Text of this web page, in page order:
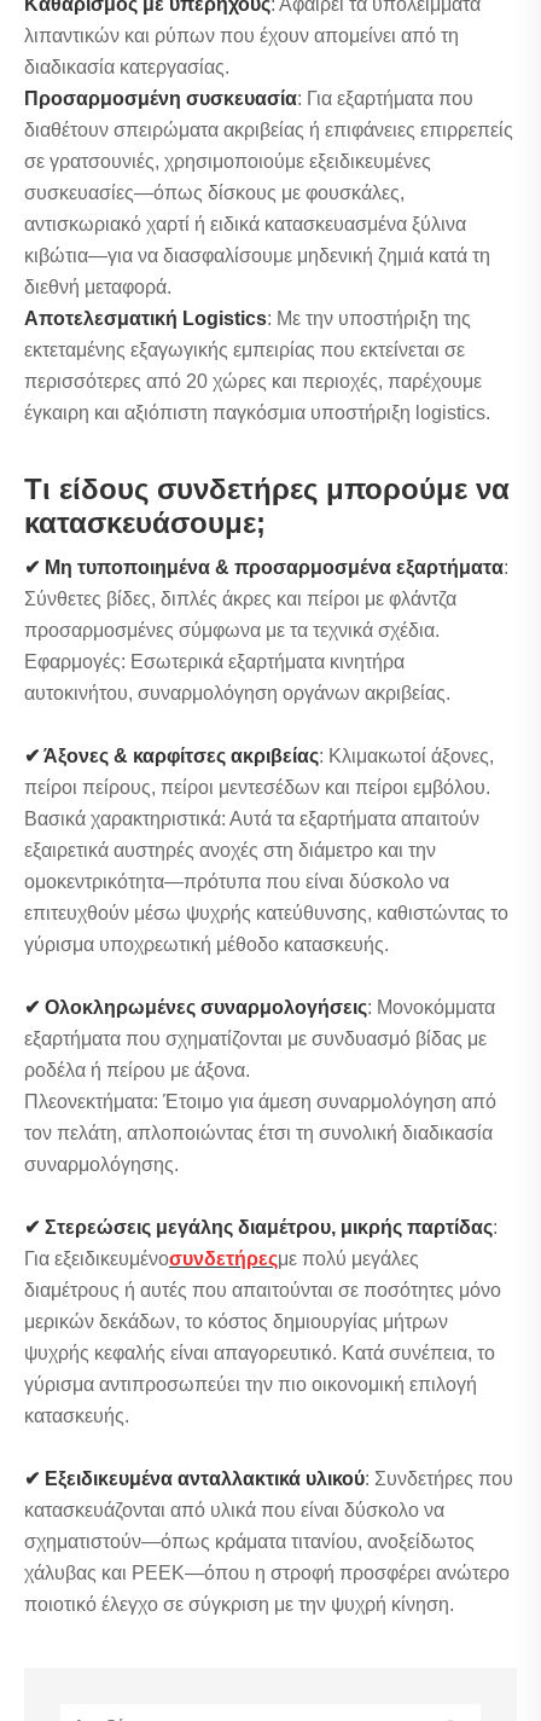
λιπαντικών και ρύπων που έχουν απομείνει από τη
διαδικασία κατεργασίας.
Προσαρμοσμένη συσκευασία: Για εξαρτήματα που
διαθέτουν σπειρώματα ακριβείας ή επιφάνειες επιρρεπείς
σε γρατσουνιές, χρησιμοποιούμε εξειδικευμένες
συσκευασίες—όπως δίσκους με φουσκάλες,
αντισκωριακό χαρτί ή ειδικά κατασκευασμένα ξύλινα
κιβώτια—για να διασφαλίσουμε μηδενική ζημιά κατά τη
διεθνή μεταφορά.
Αποτελεσματική Logistics: Με την υποστήριξη της
εκτεταμένης εξαγωγικής εμπειρίας που εκτείνεται σε
περισσότερες από 20 χώρες και περιοχές, παρέχουμε
έγκαιρη και αξιόπιστη παγκόσμια υποστήριξη logistics.
Τι είδους συνδετήρες μπορούμε να
κατασκευάσουμε;
✔ Μη τυποποιημένα & προσαρμοσμένα εξαρτήματα:
Σύνθετες βίδες, διπλές άκρες και πείροι με φλάντζα
προσαρμοσμένες σύμφωνα με τα τεχνικά σχέδια.
Εφαρμογές: Εσωτερικά εξαρτήματα κινητήρα
αυτοκινήτου, συναρμολόγηση οργάνων ακριβείας.
✔ Άξονες & καρφίτσες ακριβείας: Κλιμακωτοί άξονες,
πείροι πείρους, πείροι μεντεσέδων και πείροι εμβόλου.
Βασικά χαρακτηριστικά: Αυτά τα εξαρτήματα απαιτούν
εξαιρετικά αυστηρές ανοχές στη διάμετρο και την
ομοκεντρικότητα—πρότυπα που είναι δύσκολο να
επιτευχθούν μέσω ψυχρής κατεύθυνσης, καθιστώντας το
γύρισμα υποχρεωτική μέθοδο κατασκευής.
✔ Ολοκληρωμένες συναρμολογήσεις: Μονοκόμματα
εξαρτήματα που σχηματίζονται με συνδυασμό βίδας με
ροδέλα ή πείρου με άξονα.
Πλεονεκτήματα: Έτοιμο για άμεση συναρμολόγηση από
τον πελάτη, απλοποιώντας έτσι τη συνολική διαδικασία
συναρμολόγησης.
✔ Στερεώσεις μεγάλης διαμέτρου, μικρής παρτίδας:
Για εξειδικευμένοσυνδετήρεςμε πολύ μεγάλες
διαμέτρους ή αυτές που απαιτούνται σε ποσότητες μόνο
μερικών δεκάδων, το κόστος δημιουργίας μήτρων
ψυχρής κεφαλής είναι απαγορευτικό. Κατά συνέπεια, το
γύρισμα αντιπροσωπεύει την πιο οικονομική επιλογή
κατασκευής.
✔ Εξειδικευμένα ανταλλακτικά υλικού: Συνδετήρες που
κατασκευάζονται από υλικά που είναι δύσκολο να
σχηματιστούν—όπως κράματα τιτανίου, ανοξείδωτος
χάλυβας και PEEK—όπου η στροφή προσφέρει ανώτερο
ποιοτικό έλεγχο σε σύγκριση με την ψυχρή κίνηση.